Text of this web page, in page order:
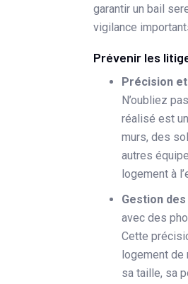
garantir un bail
vigilance
Prévenir les
Précision
N’oubliez
réalisé est
murs, des
autres
logement à
Gestion
avec des
Cette
logement de
sa taille, sa